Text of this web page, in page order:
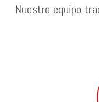
Nuestro equipo